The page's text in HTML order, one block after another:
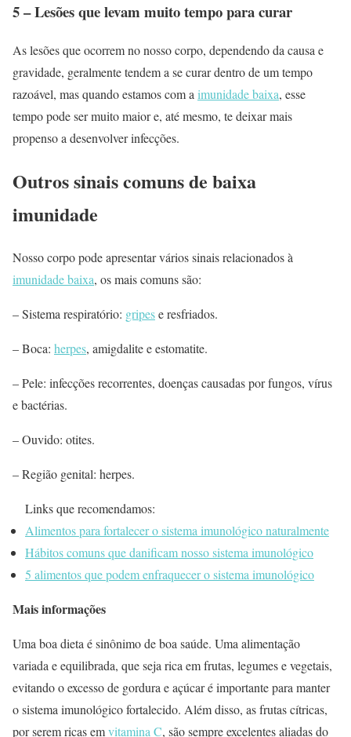
5 – Lesões que levam muito tempo para curar
As lesões que ocorrem no nosso corpo, dependendo da causa e
gravidade, geralmente tendem a se curar dentro de um tempo
razoável, mas quando estamos com a imunidade baixa, esse
tempo pode ser muito maior e, até mesmo, te deixar mais
propenso a desenvolver infecções.
Outros sinais comuns de baixa
imunidade
Nosso corpo pode apresentar vários sinais relacionados à
imunidade baixa, os mais comuns são:
– Sistema respiratório: gripese resfriados.
– Boca: herpes, amigdalite e estomatite.
– Pele: infecções recorrentes, doenças causadas por fungos, vírus
e bactérias.
– Ouvido: otites.
– Região genital: herpes.
Links que recomendamos:
Alimentos para fortalecer o sistema imunológico naturalmente
Hábitos comuns que danificam nosso sistema imunológico
5 alimentos que podem enfraquecer o sistema imunológico
Mais informações
Uma boa dieta é sinônimo de boa saúde. Uma alimentação
variada e equilibrada, que seja rica em frutas, legumes e vegetais,
evitando o excesso de gordura e açúcar é importante para manter
o sistema imunológico fortalecido. Além disso, as frutas cítricas,
por serem ricas emvitamina C, são sempre excelentes aliadas do